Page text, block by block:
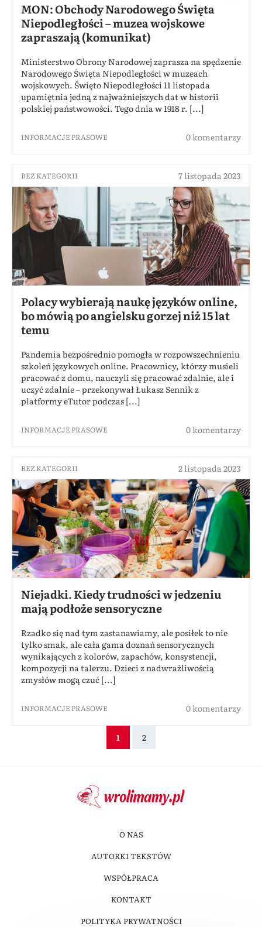
MON: Obchody Narodowego Święta
Niepodległości – muzea wojskowe
zapraszają (komunikat)
Ministerstwo Obrony Narodowej zaprasza na spędzenie
Narodowego Święta Niepodległości w muzeach
wojskowych. Święto Niepodległości 11 listopada
upamiętnia jedną z najważniejszych dat w historii
polskiej państwowości. Tego dnia w 1918 r. [...]
INFORMACJE PRASOWE 0 komentarzy
BEZ KATEGORII 7 listopada 2023
Polacy wybierają naukę języków online,
bo mówią po angielsku gorzej niż 15 lat
temu
Pandemia bezpośrednio pomogła w rozpowszechnieniu
szkoleń językowych online. Pracownicy, którzy musieli
pracować z domu, nauczyli się pracować zdalnie, ale i
uczyć zdalnie – przekonywał Łukasz Sennik z
platformy eTutor podczas [...]
INFORMACJE PRASOWE 0 komentarzy
BEZ KATEGORII 2 listopada 2023
Niejadki. Kiedy trudności w jedzeniu
mają podłoże sensoryczne
Rzadko się nad tym zastanawiamy, ale posiłek to nie
tylko smak, ale cała gama doznań sensorycznych
wynikających z kolorów, zapachów, konsystencji,
kompozycji na talerzu. Dzieci z nadwrażliwością
zmysłów mogą czuć [...]
INFORMACJE PRASOWE 0 komentarzy
1 2
O NAS
AUTORKI TEKSTÓW
WSPÓŁPRACA
KONTAKT
POLITYKA PRYWATNOŚCI